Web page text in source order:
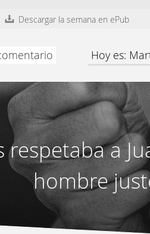
Descargar la semana en ePub
Hoy es:
respetaba a
hombre